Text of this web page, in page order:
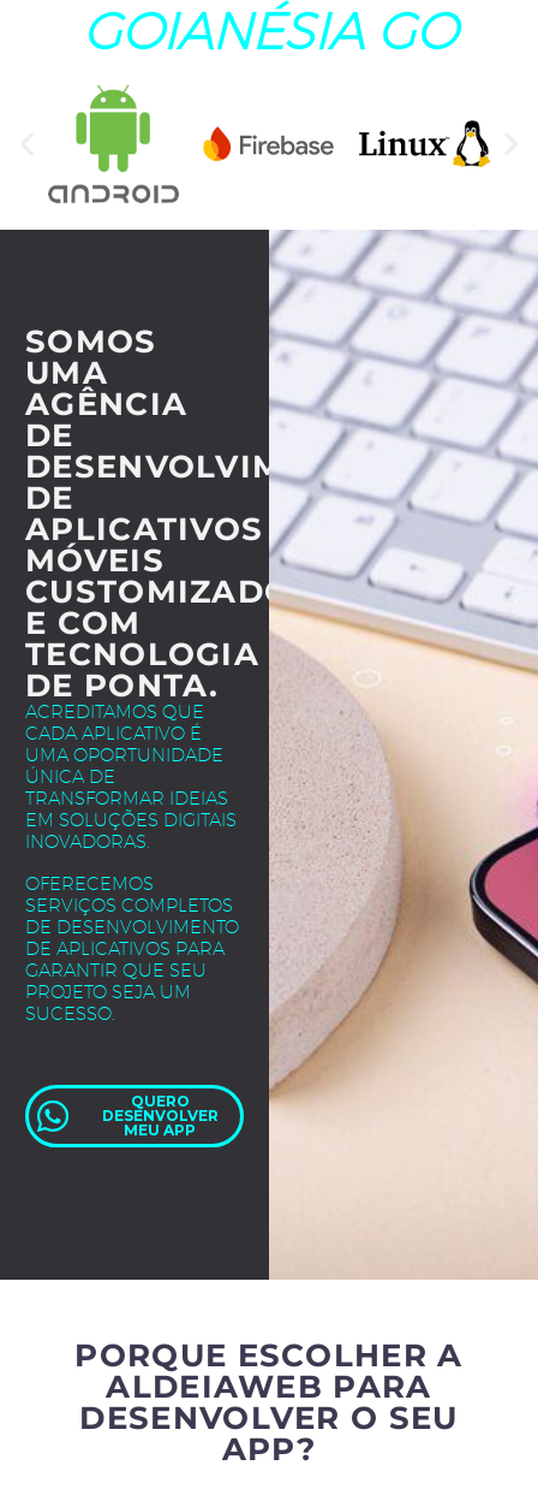
GOIANÉSIA GO
SOMOS
UMA
AGÊNCIA
DE
DESENVOLVIMENTO
DE
APLICATIVOS
MÓVEIS
CUSTOMIZADOS
E COM
TECNOLOGIA
DE PONTA.
ACREDITAMOS QUE
CADA APLICATIVO É
UMA OPORTUNIDADE
ÚNICA DE
TRANSFORMAR IDEIAS
EM SOLUÇÕES DIGITAIS
INOVADORAS.
OFERECEMOS
SERVIÇOS COMPLETOS
DE DESENVOLVIMENTO
DE APLICATIVOS PARA
GARANTIR QUE SEU
PROJETO SEJA UM
SUCESSO.
QUERO
DESENVOLVER
MEU APP
PORQUE ESCOLHER A
ALDEIAWEB PARA
DESENVOLVER O SEU
APP?